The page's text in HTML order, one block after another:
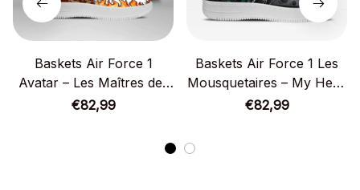
Baskets Air Force 1
Avatar – Les Maîtres des
éléments
€82,99
Baskets Air Force 1 Les
Mousquetaires – My Hero
Academia
€82,99